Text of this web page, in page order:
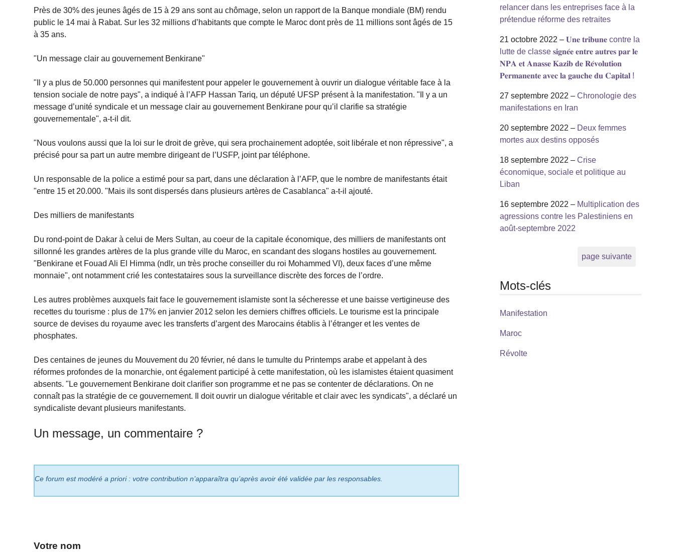
Près de 30% des jeunes âgés de 15 à 29 ans sont au chômage, selon un rapport de la Banque mondiale (BM) rendu
public le 14 mai à Rabat. Sur les 32 millions d’habitants que compte le Maroc dont près de 11 millions sont âgés de 15
à 35 ans.
"Un message clair au gouvernement Benkirane"
"Il y a plus de 50.000 personnes qui manifestent pour appeler le gouvernement à ouvrir un dialogue véritable face à la
tension sociale de notre pays", a indiqué à l’AFP Hassan Tariq, un député UFSP présent à la manifestation. "Il y a un
message d’unité syndicale et un message clair au gouvernement Benkirane pour qu’il clarifie sa stratégie
gouvernementale", a-t-il dit.
"Nous voulons aussi que la loi sur le droit de grève, qui sera prochainement adoptée, soit libérale et non répressive", a
précisé pour sa part un autre membre dirigeant de l’USFP, joint par téléphone.
Un responsable de la police a estimé pour sa part, dans une déclaration à l’AFP, que le nombre de manifestants était
"entre 15 et 20.000. "Mais ils sont dispersés dans plusieurs artères de Casablanca" a-t-il ajouté.
Des milliers de manifestants
Du rond-point de Dakar à celui de Mers Sultan, au coeur de la capitale économique, des milliers de manifestants ont
sillonné les grandes artères de la plus grande ville du Maroc, en scandant des slogans hostiles au gouvernement.
"Benkirane et Fouad Ali El Himma (ndlr, un très proche conseiller du roi Mohammed VI), deux faces d’une même
monnaie", ont notamment crié les contestataires sous la surveillance discrète des forces de l’ordre.
Les autres problèmes auxquels fait face le gouvernement islamiste sont la sécheresse et une baisse vertigineuse des
recettes du tourisme : plus de 17% en janvier 2012 selon les derniers chiffres officiels. Le tourisme est la principale
source de devises du royaume avec les transferts d’argent des Marocains établis à l’étranger et les ventes de
phosphates.
Des centaines de jeunes du Mouvement du 20 février, né dans le tumulte du Printemps arabe et appelant à des
réformes profondes de la monarchie, ont également participé à cette manifestation, où les islamistes étaient quasiment
absents. "Le gouvernement Benkirane doit clarifier son programme et ne pas se contenter de déclarations. On ne
connaît pas la stratégie de ce gouvernement. Il doit ouvrir un dialogue véritable et clair avec les syndicats", a déclaré un
syndicaliste devant plusieurs manifestants.
Un message, un commentaire ?
Ce forum est modéré a priori : votre contribution n’apparaîtra qu’après avoir été validée par les responsables.
Votre nom
relancer dans les entreprises face à la
prétendue réforme des retraites
21 octobre 2022 – 𝐔𝐧𝐞 𝐭𝐫𝐢𝐛𝐮𝐧𝐞 contre la
lutte de classe 𝐬𝐢𝐠𝐧𝐞́𝐞 𝐞𝐧𝐭𝐫𝐞 𝐚𝐮𝐭𝐫𝐞𝐬 𝐩𝐚𝐫 𝐥𝐞
𝐍𝐏𝐀 𝐞𝐭 𝐀𝐧𝐚𝐬𝐬𝐞 𝐊𝐚𝐳𝐢𝐛 𝐝𝐞 𝐑𝐞́𝐯𝐨𝐥𝐮𝐭𝐢𝐨𝐧
𝐏𝐞𝐫𝐦𝐚𝐧𝐞𝐧𝐭𝐞 𝐚𝐯𝐞𝐜 𝐥𝐚 𝐠𝐚𝐮𝐜𝐡𝐞 𝐝𝐮 𝐂𝐚𝐩𝐢𝐭𝐚𝐥 !
27 septembre 2022 – Chronologie des
manifestations en Iran
20 septembre 2022 – Deux femmes
mortes aux destins opposés
18 septembre 2022 – Crise
économique, sociale et politique au
Liban
16 septembre 2022 – Multiplication des
agressions contre les Palestiniens en
août-septembre 2022
page suivante
Mots-clés
Manifestation
Maroc
Révolte